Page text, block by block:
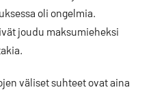
oli ongelmia.
joudu maksumieheksi
väliset suhteet ovat aina